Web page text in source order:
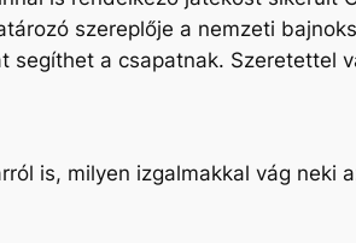
szereplője a nemzeti
a csapatnak. Szeretettel
is, milyen izgalmakkal vág neki